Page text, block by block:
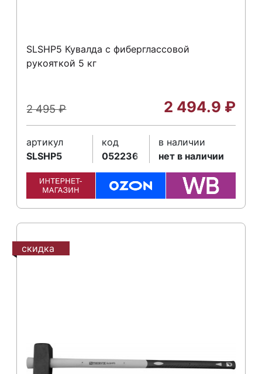
SLSHP5 Кувалда с фиберглассовой
рукояткой 5 кг
2 495₽ 2 494.9 ₽
артикул
SLSHP5
код
052236
в наличии
нет в наличии
скидка